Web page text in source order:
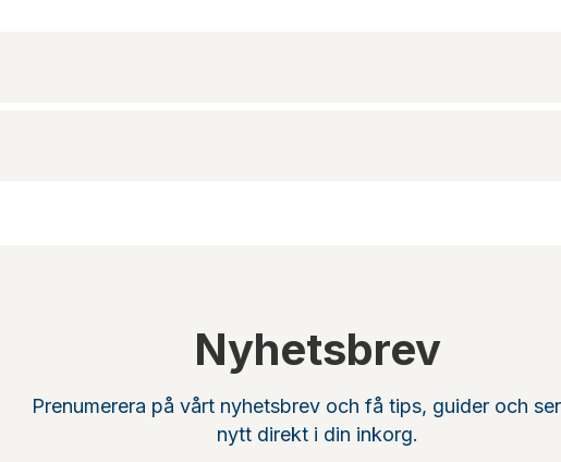
Nyhetsbrev
Prenumerera på vårt nyhetsbrev och få tips, guider och
nytt direkt i din inkorg.